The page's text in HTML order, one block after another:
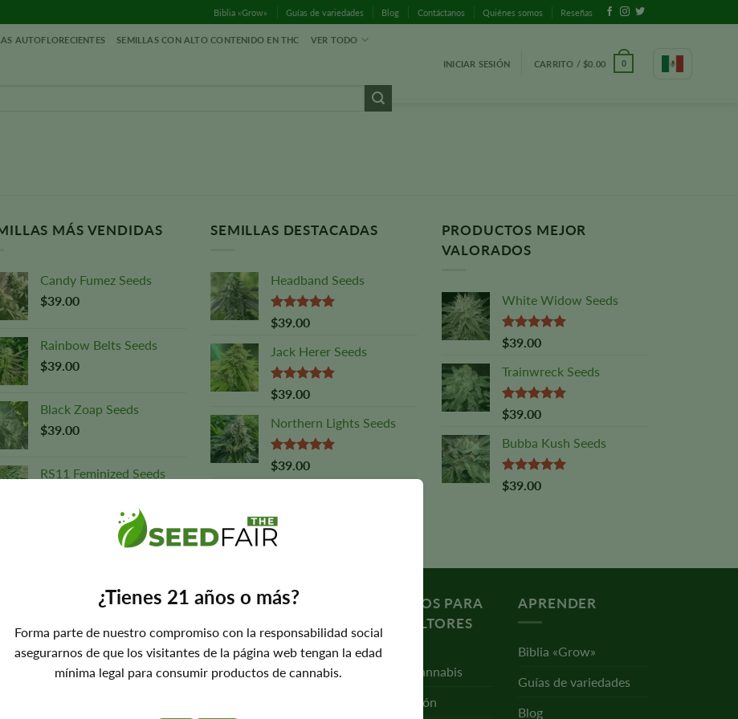
¿Tienes 21 años o más?
Forma parte de nuestro compromiso con la responsabilidad social
asegurarnos de que los visitantes de la página web tengan la edad
mínima legal para consumir productos de cannabis.
Biblia «Grow» Guías de variedades Blog Contáctanos Quiénes somos Reseñas
AUTOFLORECIENTES SEMILLAS CON ALTO CONTENIDO EN THC VER TODO
INICIAR SESIÓN CARRITO / $0.00 0
MÁS VENDIDAS
Candy Fumez Seeds
$39.00
Rainbow Belts Seeds
$39.00
Black Zoap Seeds
$39.00
RS11 Feminized Seeds
SEMILLAS DESTACADAS
Headband Seeds
Valorado
con
sobre 5
$39.00
Jack Herer Seeds
Valoración:
4,88
5
$39.00
Northern Lights Seeds
Valorado
con
$39.00
Valorado
con
$
PRODUCTOS MEJOR
VALORADOS
White Widow Seeds
Valorado
con
sobre 5
$39.00
Trainwreck Seeds
Valorado
con
sobre 5
$39.00
Bubba Kush Seeds
Valorado
con
$39.00
ATENCIÓN AL
Envíos
LUGARES
Sedes en EE. UU.
RECURSOS PARA
AGRICULTORES
Cultivar cannabis
Germinación
APRENDER
Biblia «Grow»
Guías de variedades
Blog